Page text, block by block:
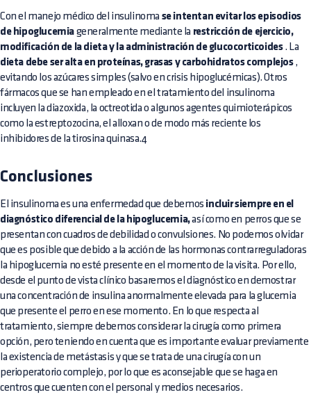
Con el manejo médico del insulinoma se intentan evitar los episodios
de hipoglucemia generalmente mediante la restricción de ejercicio,
modificación de la dieta y la administración de glucocorticoides. La
dieta debe ser alta en proteínas, grasas y carbohidratos complejos,
evitando los azúcares simples (salvo en crisis hipoglucémicas). Otros
fármacos que se han empleado en el tratamiento del insulinoma
incluyen la diazoxida, la octreotida o algunos agentes quimioterápicos
como la estreptozocina, el alloxan o de modo más reciente los
inhibidores de la tirosina quinasa.4
Conclusiones
El insulinoma es una enfermedad que debemos incluir siempre en el
diagnóstico diferencial de la hipoglucemia,así como en perros que se
presentan con cuadros de debilidad o convulsiones. No podemos olvidar
que es posible que debido a la acción de las hormonas contrarreguladoras
la hipoglucemia no esté presente en el momento de la visita. Por ello,
desde el punto de vista clínico basaremos el diagnóstico en demostrar
una concentración de insulina anormalmente elevada para la glucemia
que presente el perro en ese momento. En lo que respecta al
tratamiento, siempre debemos considerar la cirugía como primera
opción, pero teniendo en cuenta que es importante evaluar previamente
la existencia de metástasis y que se trata de una cirugía con un
perioperatorio complejo, por lo que es aconsejable que se haga en
centros que cuenten con el personal y medios necesarios.